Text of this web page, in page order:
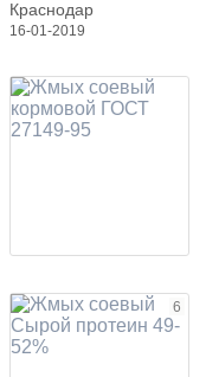
Краснодар
16-01-2019
6